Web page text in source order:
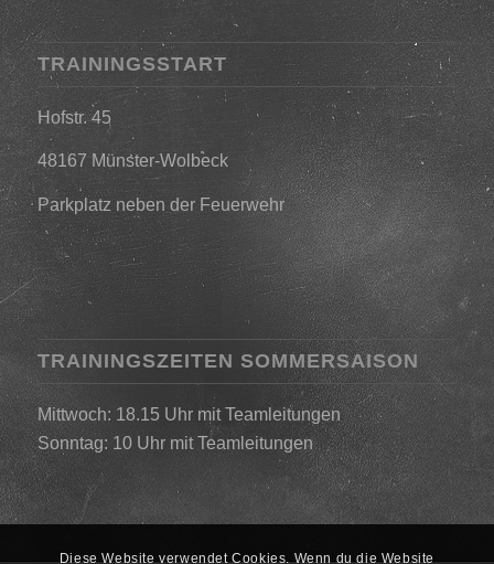
TRAININGSSTART
Hofstr. 45
48167 Münster-Wolbeck
Parkplatz neben der Feuerwehr
TRAININGSZEITEN SOMMERSAISON
Mittwoch: 18.15 Uhr mit Teamleitungen
Sonntag: 10 Uhr mit Teamleitungen
Diese Website verwendet Cookies. Wenn du die Website